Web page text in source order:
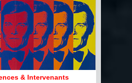
/ Ecriture
& Intervenants 。*。
& Intervenants